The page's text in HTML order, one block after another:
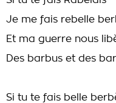
Je me fais rebelle
Et ma guerre nous
Des barbus et des
Si tu te fais belle